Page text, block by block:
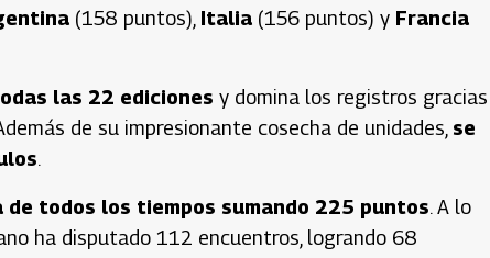
(158 puntos), Italia (156 puntos) y Francia
las 22 ediciones y domina los registros gracias
de su impresionante cosecha de unidades, se
.
todos los tiempos sumando 225 puntos. A lo
ha disputado 112 encuentros, logrando 68